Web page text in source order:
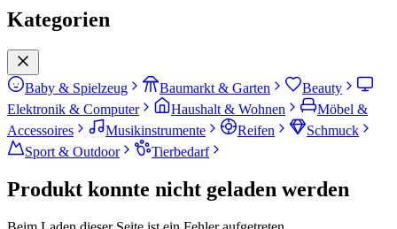
Kategorien
Baby & Spielzeug Baumarkt & Garten
Beauty
Elektronik & Computer
Haushalt & Wohnen
Möbel &
Accessoires
Musikinstrumente Reifen
Schmuck
Sport & Outdoor
Tierbedarf
Produkt konnte nicht geladen werden